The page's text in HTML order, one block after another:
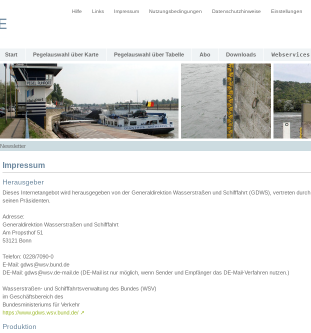
Hilfe Links Impressum Nutzungsbedingungen Datenschutzhinweise Einstellungen
Start Pegelauswahl über Karte Pegelauswahl über Tabelle Abo Downloads Webservices
Newsletter
Impressum
Herausgeber
Dieses Internetangebot wird herausgegeben von der Generaldirektion Wasserstraßen und Schifffahrt (GDWS), vertreten durch
seinen Präsidenten.
Adresse:
Generaldirektion Wasserstraßen und Schifffahrt
Am Propsthof 51
53121 Bonn
Telefon: 0228/7090-0
E-Mail: gdws@wsv.bund.de
DE-Mail: gdws@wsv.de-mail.de (DE-Mail ist nur möglich, wenn Sender und Empfänger das DE-Mail-Verfahren nutzen.)
Wasserstraßen- und Schifffahrtsverwaltung des Bundes (WSV)
im Geschäftsbereich des
Bundesministeriums für Verkehr
https://www.gdws.wsv.bund.de/ ↗
Produktion